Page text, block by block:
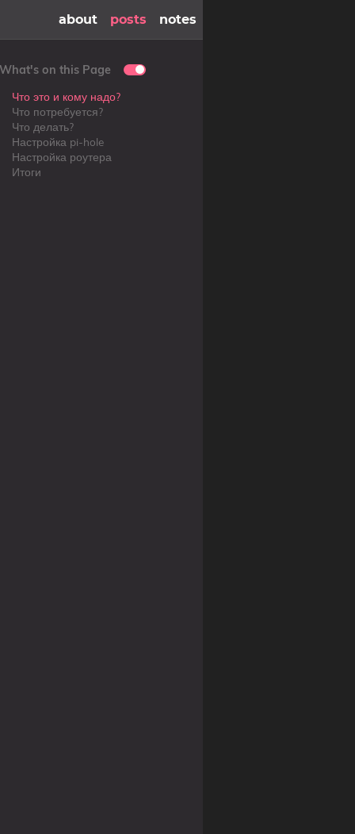
about posts notes
on this Page
Что это и кому надо?
Что потребуется?
Что делать?
Настройка pi-hole
Настройка роутера
Итоги